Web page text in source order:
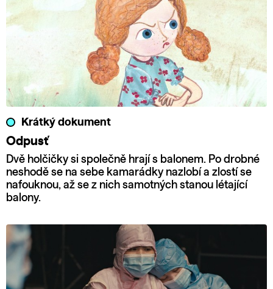
Krátký dokument
Odpusť
Dvě holčičky si společně hrají s balonem. Po drobné
neshodě se na sebe kamarádky nazlobí a zlostí se
nafouknou, až se z nich samotných stanou létající
balony.